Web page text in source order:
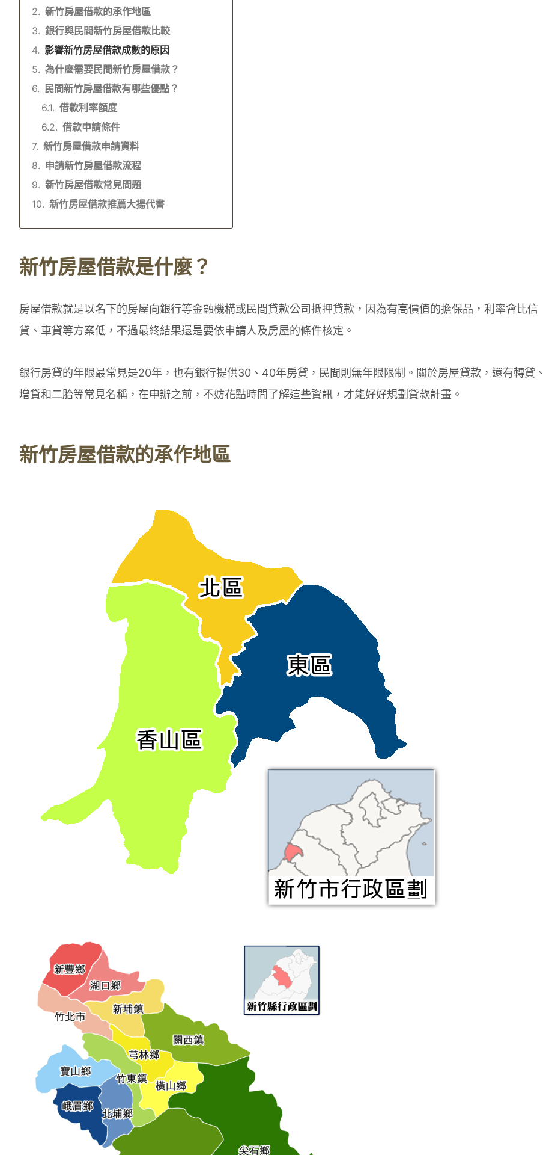
新竹房屋借款的承作地區
銀行與民間新竹房屋借款比較
影響新竹房屋借款成數的原因
為什麼需要民間新竹房屋借款？
民間新竹房屋借款有哪些優點？
借款利率額度
借款申請條件
新竹房屋借款申請資料
申請新竹房屋借款流程
新竹房屋借款常見問題
新竹房屋借款推薦大揚代書
新竹房屋借款是什麼？
房屋借款就是以名下的房屋向銀行等金融機構或民間貸款公司抵押貸款，因為有高價值的擔保品，利率會比信
貸、車貸等方案低，不過最終結果還是要依申請人及房屋的條件核定。
銀行房貸的年限最常見是20年，也有銀行提供30、40年房貸，民間則無年限限制。關於房屋貸款，還有轉貸、
增貸和二胎等常見名稱，在申辦之前，不妨花點時間了解這些資訊，才能好好規劃貸款計畫。
新竹房屋借款的承作地區